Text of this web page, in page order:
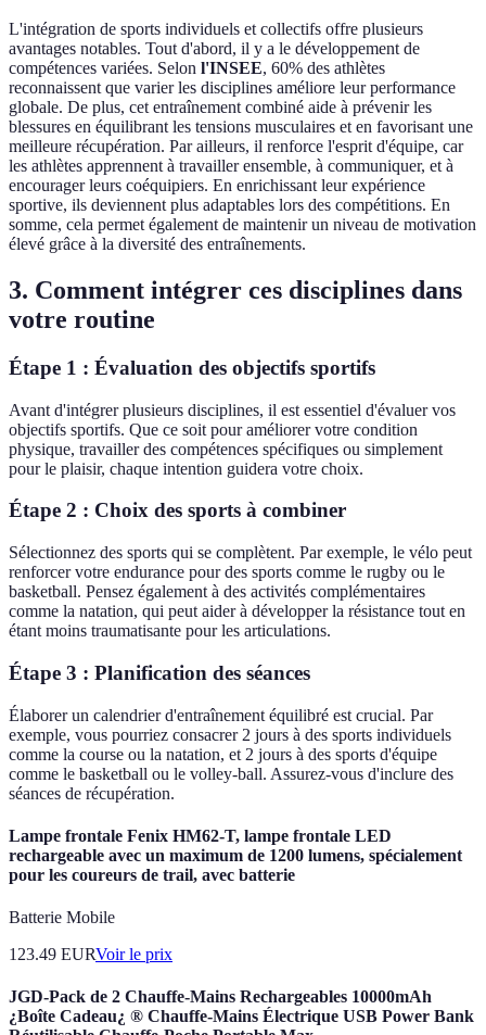
L'intégration de sports individuels et collectifs offre plusieurs
avantages notables. Tout d'abord, il y a le développement de
compétences variées. Selon l'INSEE, 60% des athlètes
reconnaissent que varier les disciplines améliore leur performance
globale. De plus, cet entraînement combiné aide à prévenir les
blessures en équilibrant les tensions musculaires et en favorisant une
meilleure récupération. Par ailleurs, il renforce l'esprit d'équipe, car
les athlètes apprennent à travailler ensemble, à communiquer, et à
encourager leurs coéquipiers. En enrichissant leur expérience
sportive, ils deviennent plus adaptables lors des compétitions. En
somme, cela permet également de maintenir un niveau de motivation
élevé grâce à la diversité des entraînements.
3. Comment intégrer ces disciplines dans
votre routine
Étape 1 : Évaluation des objectifs sportifs
Avant d'intégrer plusieurs disciplines, il est essentiel d'évaluer vos
objectifs sportifs. Que ce soit pour améliorer votre condition
physique, travailler des compétences spécifiques ou simplement
pour le plaisir, chaque intention guidera votre choix.
Étape 2 : Choix des sports à combiner
Sélectionnez des sports qui se complètent. Par exemple, le vélo peut
renforcer votre endurance pour des sports comme le rugby ou le
basketball. Pensez également à des activités complémentaires
comme la natation, qui peut aider à développer la résistance tout en
étant moins traumatisante pour les articulations.
Étape 3 : Planification des séances
Élaborer un calendrier d'entraînement équilibré est crucial. Par
exemple, vous pourriez consacrer 2 jours à des sports individuels
comme la course ou la natation, et 2 jours à des sports d'équipe
comme le basketball ou le volley-ball. Assurez-vous d'inclure des
séances de récupération.
Lampe frontale Fenix HM62-T, lampe frontale LED
rechargeable avec un maximum de 1200 lumens, spécialement
pour les coureurs de trail, avec batterie
Batterie Mobile
123.49 EURVoir le prix
JGD-Pack de 2 Chauffe-Mains Rechargeables 10000mAh
¿Boîte Cadeau¿ ® Chauffe-Mains Électrique USB Power Bank